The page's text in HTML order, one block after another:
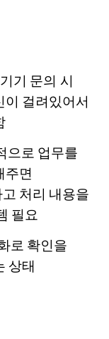
기 문의 시
걸려있어서
으로 업무를
주면
처리 내용을
필요
로 확인을
상태